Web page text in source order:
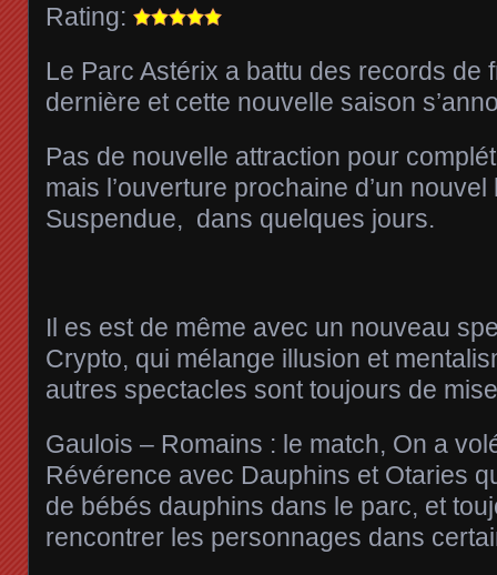
Rating:
Le Parc Astérix a battu des records de
dernière et cette nouvelle saison
Pas de nouvelle attraction pour
mais l’ouverture prochaine d’un
Suspendue, dans quelques jours.
Il es est de même avec un nouveau
Crypto, qui mélange illusion et
autres spectacles sont toujours de
Gaulois – Romains : le match, On a
Révérence avec Dauphins et Otaries
de bébés dauphins dans le parc, et
rencontrer les personnages dans